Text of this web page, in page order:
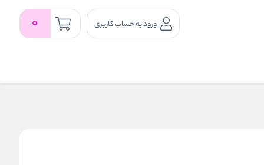
ورود به حساب کاربری 0